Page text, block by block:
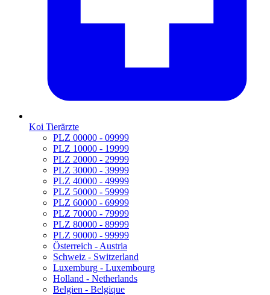
Koi Tierärzte
PLZ 00000 - 09999
PLZ 10000 - 19999
PLZ 20000 - 29999
PLZ 30000 - 39999
PLZ 40000 - 49999
PLZ 50000 - 59999
PLZ 60000 - 69999
PLZ 70000 - 79999
PLZ 80000 - 89999
PLZ 90000 - 99999
Österreich - Austria
Schweiz - Switzerland
Luxemburg - Luxembourg
Holland - Netherlands
Belgien - Belgique